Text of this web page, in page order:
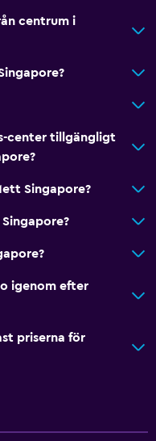
centrum i
center tillgängligt
Singapore?
igenom efter
priserna för